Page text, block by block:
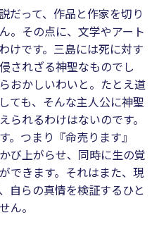
だって、作品と作家を切り
。その点に、文学やアート
けです。三島には死に対す
されざる神聖なものでし
おかしいわいと。たとえ道
ても、そんな主人公に神聖
られるわけはないのです。
。つまり『命売ります』
び上がらせ、同時に生の覚
できます。それはまた、現
自らの真情を検証するひと
ん。